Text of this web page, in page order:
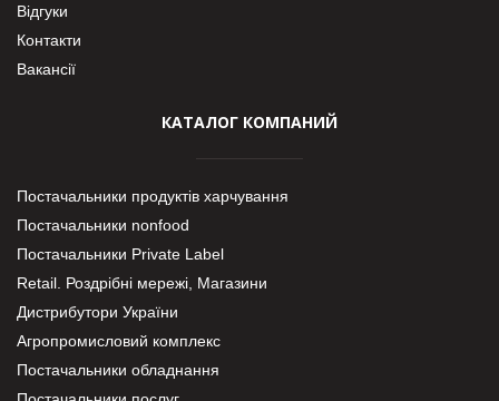
Відгуки
Контакти
Вакансії
КАТАЛОГ КОМПАНИЙ
Постачальники продуктів харчування
Постачальники nonfood
Постачальники Private Label
Retail. Роздрібні мережі, Магазини
Дистрибутори України
Агропромисловий комплекс
Постачальники обладнання